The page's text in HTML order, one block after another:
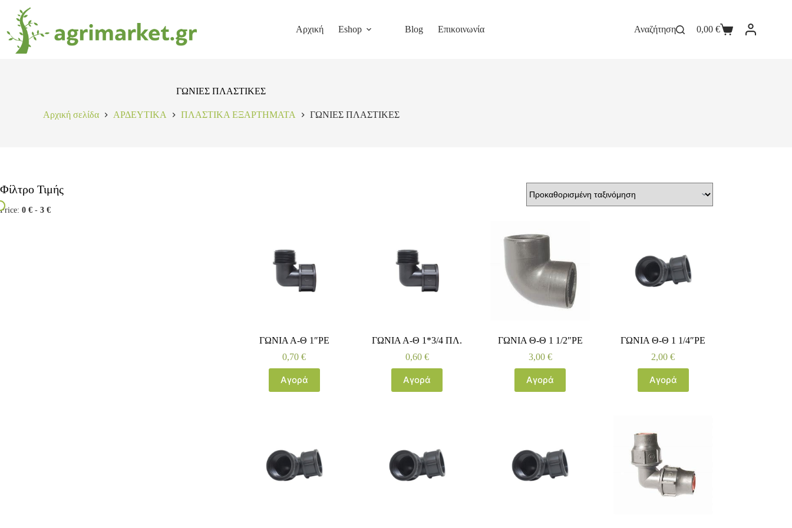
Αρχική Eshop Blog Επικοινωνία Αναζήτηση 0,00 €
ΓΩΝΙΕΣ ΠΛΑΣΤΙΚΕΣ
Αρχική σελίδα ΑΡΔΕΥΤΙΚΑ ΠΛΑΣΤΙΚΑ ΕΞΑΡΤΗΜΑΤΑ ΓΩΝΙΕΣ ΠΛΑΣΤΙΚΕΣ
ΓΩΝΙΑ Α-Θ 1″PE
0,70€
Αγορά
ΓΩΝΙΑ Α-Θ 1*3/4 ΠΛ.
0,60 €
Αγορά
ΓΩΝΙΑ Θ-Θ 1 1/2″ΡΕ
3,00 €
Αγορά
ΓΩΝΙΑ Θ-Θ 1 1/4″ΡΕ
2,00€
Αγορά
Φίλτρο Τιμής
Price: 0 € - 3 €